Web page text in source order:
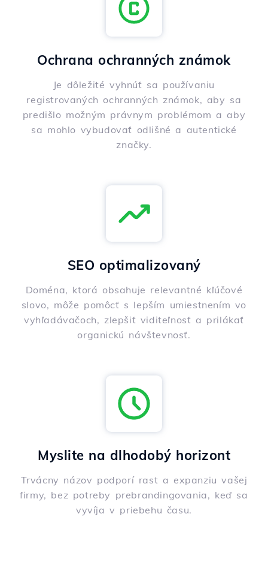
Ochrana ochranných známok
Je dôležité vyhnúť sa používaniu
registrovaných ochranných známok, aby sa
predišlo možným právnym problémom a aby
sa mohlo vybudovať odlišné a autentické
značky.
SEO optimalizovaný
Doména, ktorá obsahuje relevantné kľúčové
slovo, môže pomôcť s lepším umiestnením vo
vyhľadávačoch, zlepšiť viditeľnosť a prilákať
organickú návštevnosť.
Myslite na dlhodobý horizont
Trvácny názov podporí rast a expanziu vašej
firmy, bez potreby prebrandingovania, keď sa
vyvíja v priebehu času.